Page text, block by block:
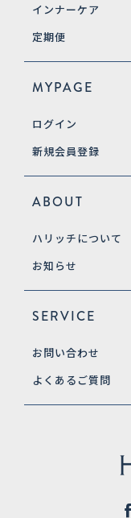
インナーケア
定期便
MYPAGE
ログイン
新規会員登録
ABOUT
ハリッチについて
お知らせ
SERVICE
お問い合わせ
よくあるご質問